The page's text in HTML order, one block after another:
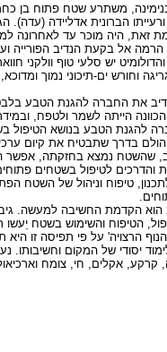
משתרע שטח פתוח בן
הברונית אדליידה
זאת, היה מוכר עד לאחרונה
אל בקעת הנדיב הפורייה
יש סלעי טוף
וחורש ים-תיכוני נמוך
יד הנדיב את החברה להגנת
הייתה לשמר ולטפח,
להגנת הטבע בנושא
בדרך שתבטיח את
שהשטח נמצא בחזקתה, אפשר
והדרכים לטיפול בשטחים
טיפוח וניהול של השטח
הוא הקדמת החשיבה למעשה.
הטיפוח והשימוש בשטח יֵעשו
הרצויה' על פי תפיסה זו היא
יסודי של המקום וחשיבותו.
קרקע, אקלים, חי, צומח